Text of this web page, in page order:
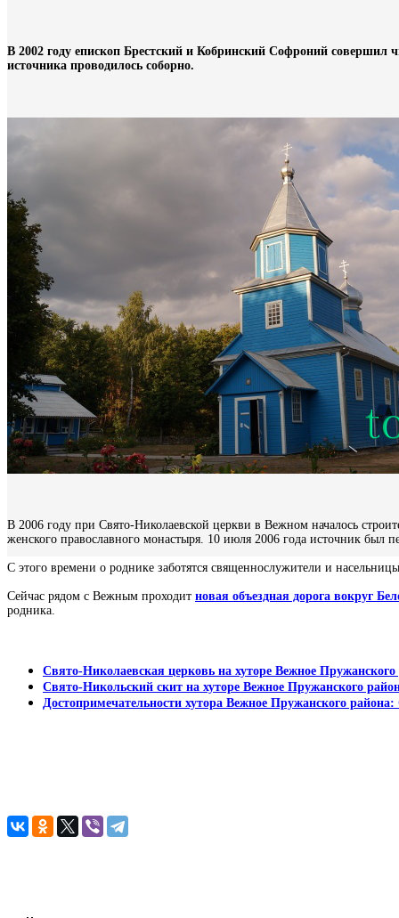
В 2002 году епископ Брестский и Кобринский Софроний
источника проводилось соборно.
В 2006 году при Свято-Николаевской церкви в Вежном началось
женского православного монастыря. 10 июля 2006 года источник был
С этого времени о роднике заботятся священнослужители и
Сейчас рядом с Вежным проходит новая объездная дорога вокруг
родника.
Свято-Николаевская церковь на хуторе Вежное
Свято-Никольский скит на хуторе Вежное Пружанского
Достопримечательности хутора Вежное Пружанского